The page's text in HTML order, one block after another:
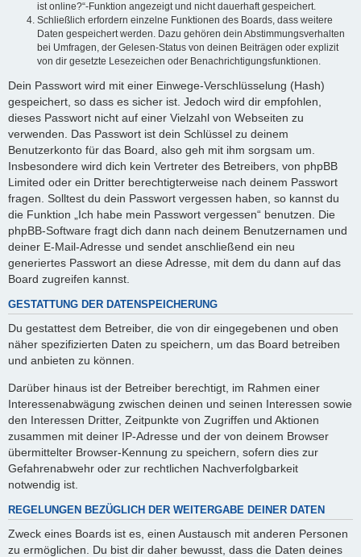
ist online?“-Funktion angezeigt und nicht dauerhaft gespeichert.
Schließlich erfordern einzelne Funktionen des Boards, dass weitere
Daten gespeichert werden. Dazu gehören dein Abstimmungsverhalten
bei Umfragen, der Gelesen-Status von deinen Beiträgen oder explizit
von dir gesetzte Lesezeichen oder Benachrichtigungsfunktionen.
Dein Passwort wird mit einer Einwege-Verschlüsselung (Hash)
gespeichert, so dass es sicher ist. Jedoch wird dir empfohlen,
dieses Passwort nicht auf einer Vielzahl von Webseiten zu
verwenden. Das Passwort ist dein Schlüssel zu deinem
Benutzerkonto für das Board, also geh mit ihm sorgsam um.
Insbesondere wird dich kein Vertreter des Betreibers, von phpBB
Limited oder ein Dritter berechtigterweise nach deinem Passwort
fragen. Solltest du dein Passwort vergessen haben, so kannst du
die Funktion „Ich habe mein Passwort vergessen“ benutzen. Die
phpBB-Software fragt dich dann nach deinem Benutzernamen und
deiner E-Mail-Adresse und sendet anschließend ein neu
generiertes Passwort an diese Adresse, mit dem du dann auf das
Board zugreifen kannst.
GESTATTUNG DER DATENSPEICHERUNG
Du gestattest dem Betreiber, die von dir eingegebenen und oben
näher spezifizierten Daten zu speichern, um das Board betreiben
und anbieten zu können.
Darüber hinaus ist der Betreiber berechtigt, im Rahmen einer
Interessenabwägung zwischen deinen und seinen Interessen sowie
den Interessen Dritter, Zeitpunkte von Zugriffen und Aktionen
zusammen mit deiner IP-Adresse und der von deinem Browser
übermittelter Browser-Kennung zu speichern, sofern dies zur
Gefahrenabwehr oder zur rechtlichen Nachverfolgbarkeit
notwendig ist.
REGELUNGEN BEZÜGLICH DER WEITERGABE DEINER DATEN
Zweck eines Boards ist es, einen Austausch mit anderen Personen
zu ermöglichen. Du bist dir daher bewusst, dass die Daten deines